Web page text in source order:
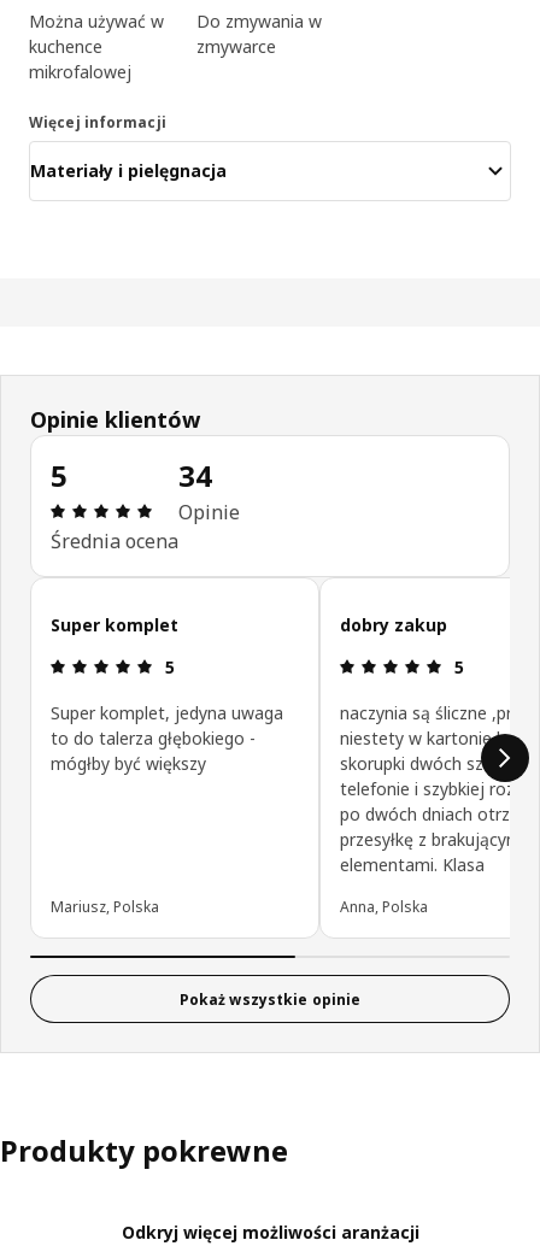
Można używać w
kuchence
mikrofalowej
Do zmywania w
zmywarce
Więcej informacji
Materiały i pielęgnacja
Opinie klientów
5
Opinia: 5 na 5 gwiazdki. Recenzje ogółem: 34
Średnia ocena
34
Opinie
Pomiń opinie klientów
Super komplet
Opinia: 5 na 5 gwiazdki.
5
Super komplet, jedyna uwaga
to do talerza głębokiego -
mógłby być większy
Mariusz, Polska
dobry zakup
Opinia: 5
5
naczynia są śliczne
niestety w kartonie były
skorupki dwóch sztuk
telefonie i szybkiej
po dwóch dniach
przesyłkę z brakującymi
elementami. Klasa
Anna, Polska
Pokaż wszystkie opinie
Produkty pokrewne
Odkryj więcej możliwości aranżacji